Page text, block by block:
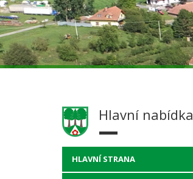
Hlavní nabídka
HLAVNÍ STRANA